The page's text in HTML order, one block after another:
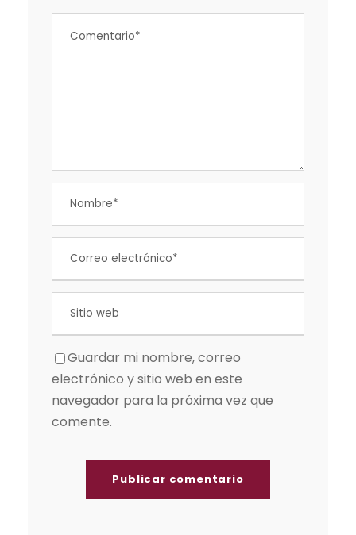
Guardar mi nombre, correo
electrónico y sitio web en este
navegador para la próxima vez que
comente.